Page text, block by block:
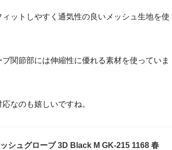
ットしやすく通気性の良いメッシュ生地を使
関節部には伸縮性に優れる素材を使っていま
なのも嬉しいですね。
シュグローブ 3D Black M GK-215 1168 春